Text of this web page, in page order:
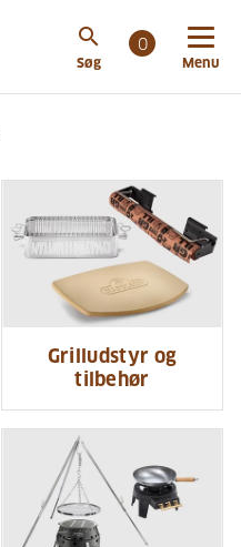
search
Søg
0
Menu
Grilludstyr og
tilbehør